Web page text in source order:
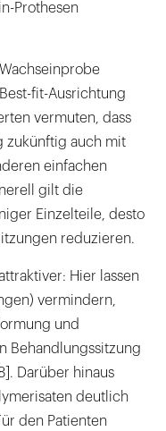
Prothesen
fit-Ausrichtung
vermuten, dass
zukünftig auch mit
einfachen
gilt die
Einzelteile, desto
reduzieren.
Hier lassen
vermindern,
und
Behandlungssitzung
Darüber hinaus
deutlich
den Patienten